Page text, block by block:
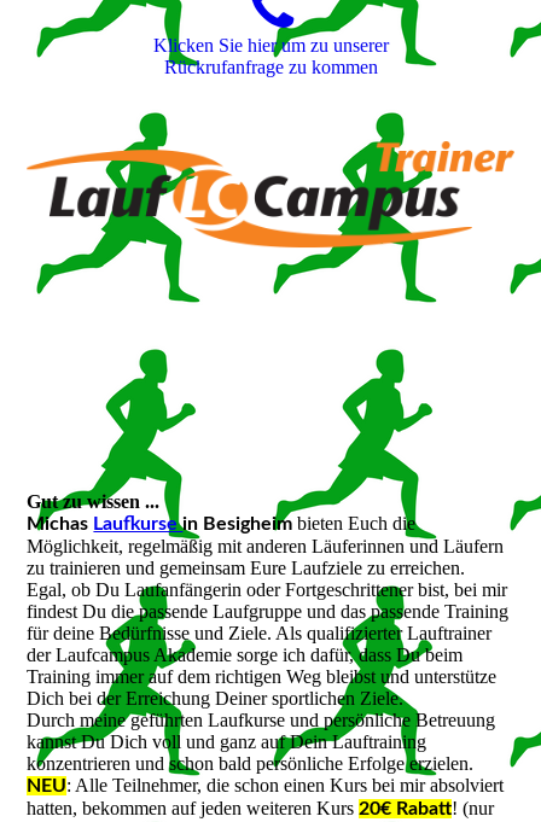
Klicken Sie hier um zu unserer
Rückrufanfrage zu kommen
Gut zu wissen ...
Michas Laufkursein Besigheim bieten Euch die
Möglichkeit, regelmäßig mit anderen Läuferinnen und Läufern
zu trainieren und gemeinsam Eure Laufziele zu erreichen.
Egal, ob Du Laufanfängerin oder Fortgeschrittener bist, bei mir
findest Du die passende Laufgruppe und das passende Training
für deine Bedürfnisse und Ziele. Als qualifizierter Lauftrainer
der Laufcampus Akademie sorge ich dafür, dass Du beim
Training immer auf dem richtigen Weg bleibst und unterstütze
Dich bei der Erreichung Deiner sportlichen Ziele.
Durch meine geführten Laufkurse und persönliche Betreuung
kannst Du Dich voll und ganz auf Dein Lauftraining
konzentrieren und schon bald persönliche Erfolge erzielen.
NEU: Alle Teilnehmer, die schon einen Kurs bei mir absolviert
hatten, bekommen auf jeden weiteren Kurs 20€ Rabatt! (nur